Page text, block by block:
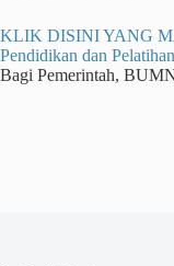
KLIK DISINI YANG
Pendidikan dan Pelatihan
Bagi Pemerintah,